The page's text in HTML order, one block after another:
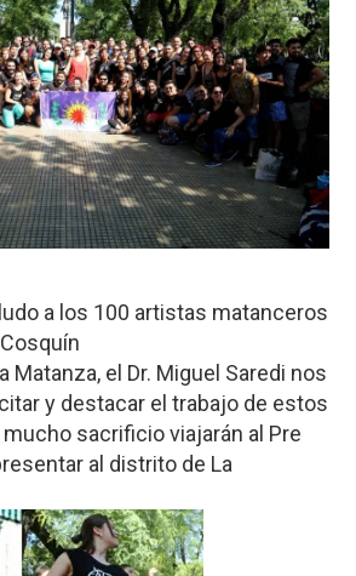
a los 100 artistas matanceros
Matanza, el Dr. Miguel Saredi nos
y destacar el trabajo de estos
sacrificio viajarán al Pre
al distrito de La